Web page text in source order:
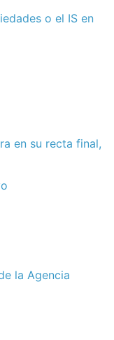
o el IS en
en su recta final,
la Agencia